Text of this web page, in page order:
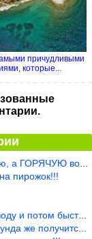
причудливыми
которые...
воду. Трубы в
пирожок!!!
быстро в раска
получится. Нет, с